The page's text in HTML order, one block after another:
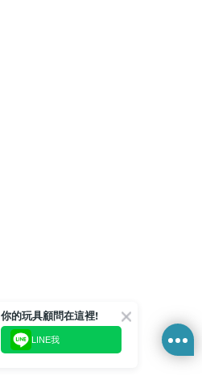
你的玩具顧問在這裡!
LINE我